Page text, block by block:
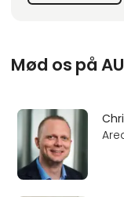
Mød os på